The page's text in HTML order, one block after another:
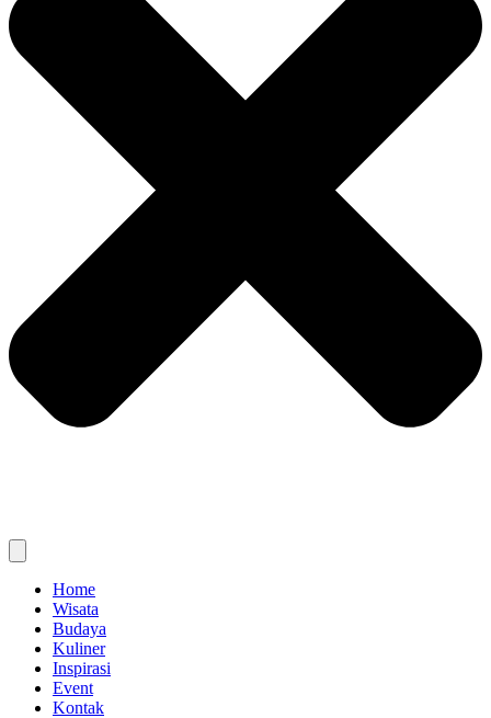
Home
Wisata
Budaya
Kuliner
Inspirasi
Event
Kontak